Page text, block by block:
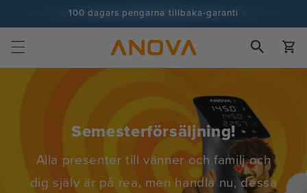
100 dagars pengarna tillbaka-garanti
100+ miljoner kockar och antalet ökar
Vagn
Semesterförsäljning!
Alla presenter till vänner och familj och
dig själv är på rea, men handla nu, dessa